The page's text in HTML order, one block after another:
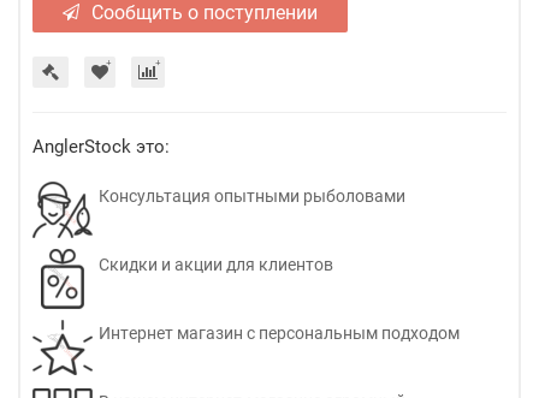
Сообщить о поступлении
AnglerStock это:
Консультация опытными рыболовами
Скидки и акции для клиентов
Интернет магазин с персональным подходом